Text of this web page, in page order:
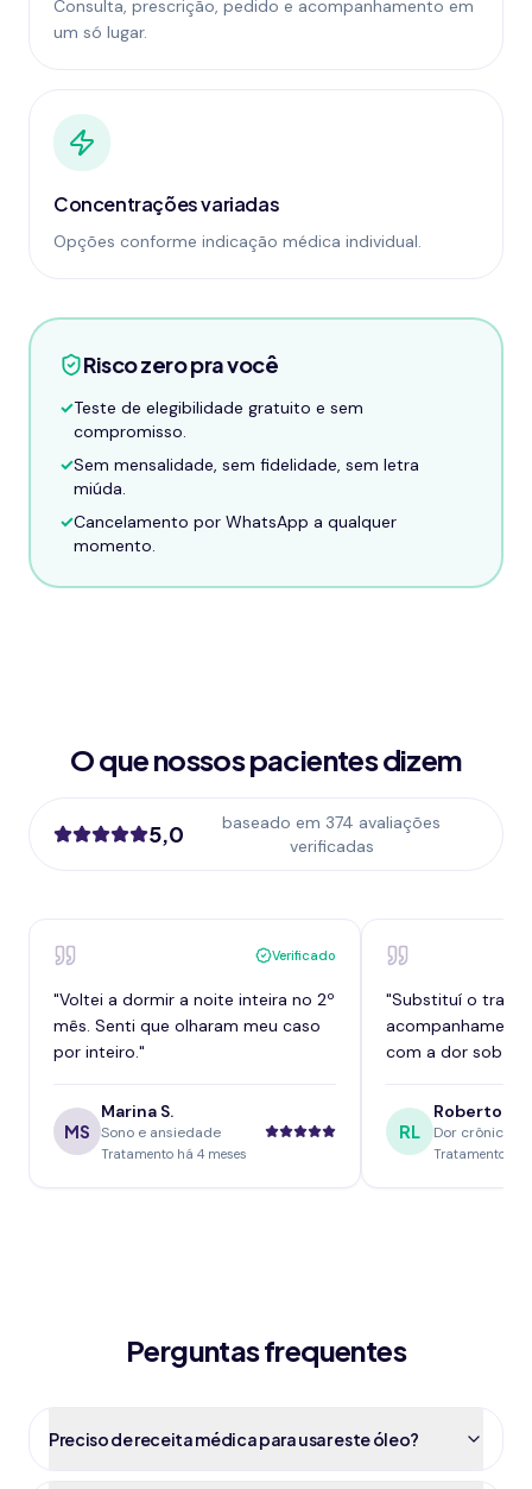
Consulta, prescrição, pedido e acompanhamento em
um só lugar.
Concentrações variadas
Opções conforme indicação médica individual.
Risco zero pra você
✓Teste de elegibilidade gratuito e sem
compromisso.
✓Sem mensalidade, sem fidelidade, sem letra
miúda.
✓Cancelamento por WhatsApp a qualquer
momento.
O que nossos pacientes dizem
5,0
baseado em 374 avaliações
verificadas
Verificado
"Voltei a dormir a noite inteira no 2º
mês. Senti que olharam meu caso
por inteiro."
MS
Marina S.
Sono e ansiedade
Tratamento há 4 meses
"Substituí o
com a dor sob
RL
Roberto L.
Dor crônica
Tratamento há
Perguntas frequentes
Preciso de receita médica para usar este óleo?